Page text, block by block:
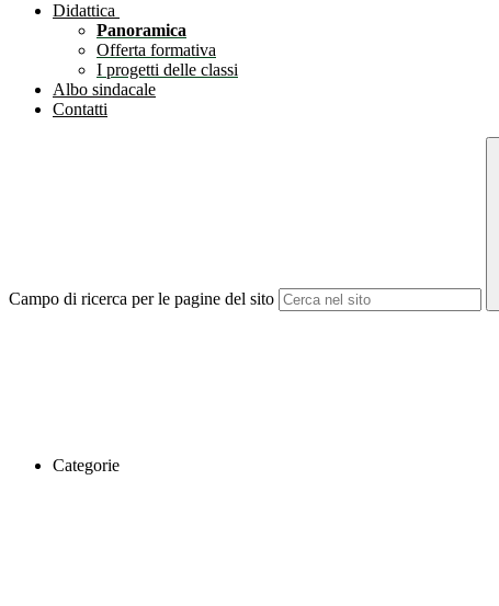
Didattica
Panoramica
Offerta formativa
I progetti delle classi
Albo sindacale
Contatti
Campo di ricerca per le pagine del sito
Categorie